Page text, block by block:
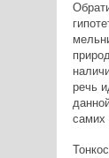
речь
самих